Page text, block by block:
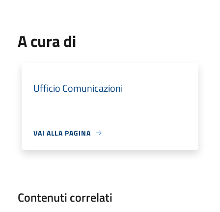
A cura di
Ufficio Comunicazioni
VAI ALLA PAGINA
Contenuti correlati